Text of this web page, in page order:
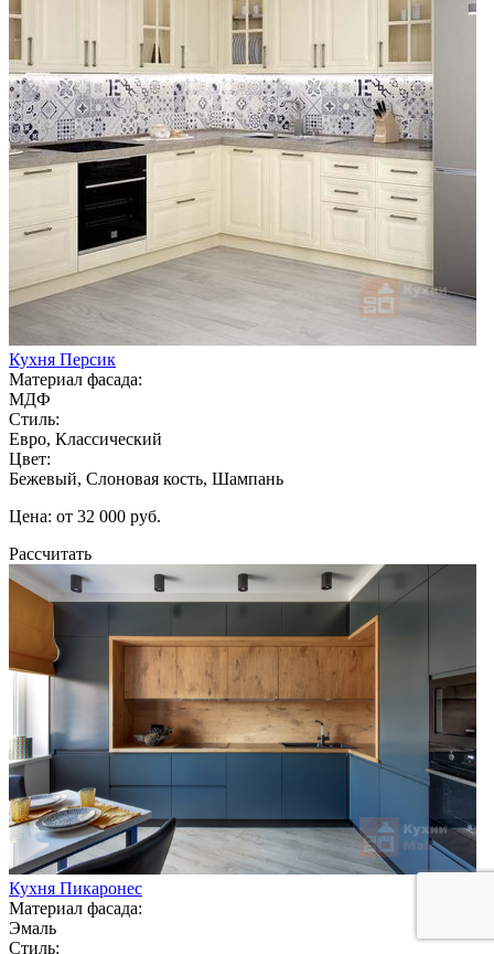
Кухня Персик
Материал фасада:
МДФ
Стиль:
Евро, Классический
Цвет:
Бежевый, Слоновая кость, Шампань
Цена: от 32 000 руб.
Рассчитать
Кухня Пикаронес
Материал фасада:
Эмаль
Стиль: